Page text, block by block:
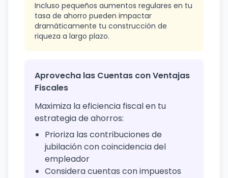
Incluso pequeños aumentos regulares en tu
tasa de ahorro pueden impactar
dramáticamente tu construcción de
riqueza a largo plazo.
Aprovecha las Cuentas con Ventajas
Fiscales
Maximiza la eficiencia fiscal en tu
estrategia de ahorros:
Prioriza las contribuciones de
jubilación con coincidencia del
empleador
Considera cuentas con impuestos